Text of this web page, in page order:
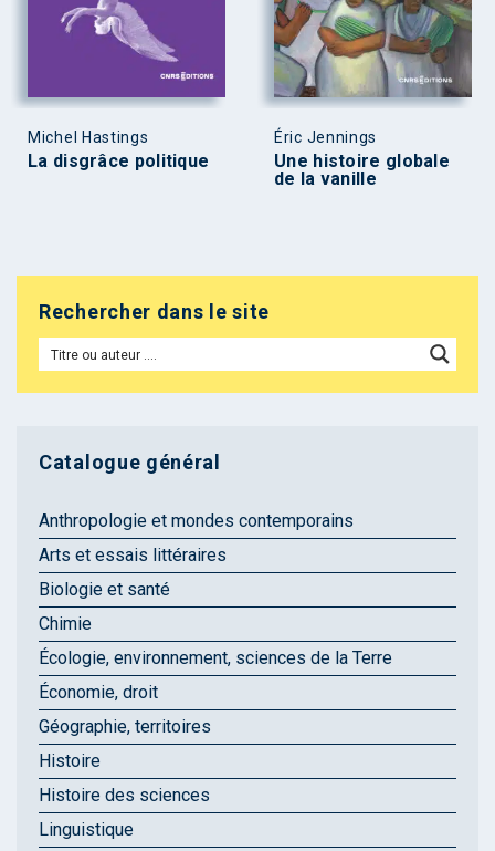
Michel Hastings
La disgrâce politique
Éric Jennings
Une histoire globale
de la vanille
Rechercher dans le site
Catalogue général
Anthropologie et mondes contemporains
Arts et essais littéraires
Biologie et santé
Chimie
Écologie, environnement, sciences de la Terre
Économie, droit
Géographie, territoires
Histoire
Histoire des sciences
Linguistique